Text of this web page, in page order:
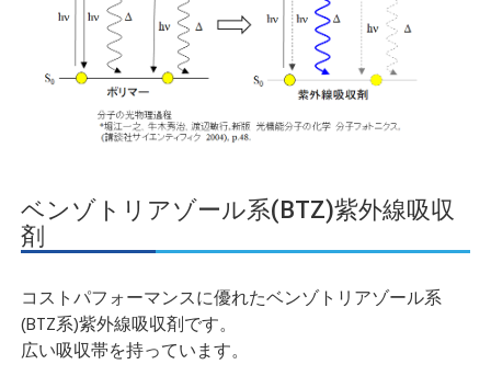
ベンゾトリアゾール系(BTZ)紫外線吸収
剤
コストパフォーマンスに優れたベンゾトリアゾール系
(BTZ系)紫外線吸収剤です。
広い吸収帯を持っています。